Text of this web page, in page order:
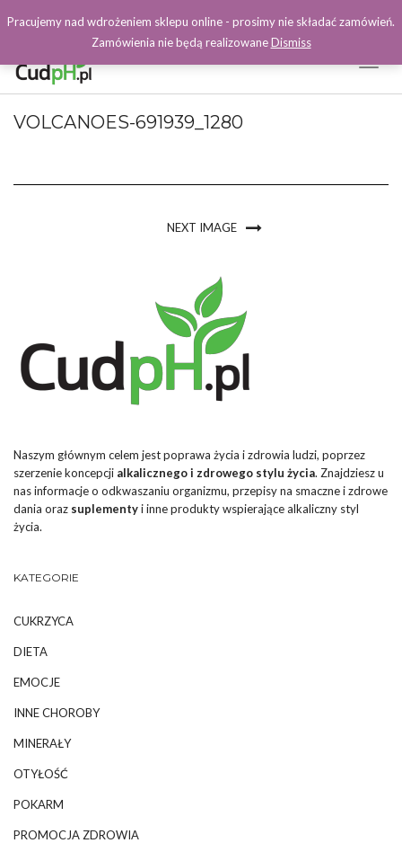
Facebook
VOLCANOES-691939_1280
NEXT IMAGE
Naszym głównym celem jest poprawa życia i zdrowia ludzi, poprzez
szerzenie koncepcji alkalicznego i zdrowego stylu życia. Znajdziesz u
nas informacje o odkwaszaniu organizmu, przepisy na smaczne i zdrowe
dania oraz suplementyi inne produkty wspierające alkaliczny styl
życia.
KATEGORIE
CUKRZYCA
DIETA
EMOCJE
INNE CHOROBY
MINERAŁY
OTYŁOŚĆ
POKARM
PROMOCJA ZDROWIA
Pracujemy nad wdrożeniem sklepu online - prosimy nie składać zamówień.
Zamówienia nie będą realizowaneDismiss